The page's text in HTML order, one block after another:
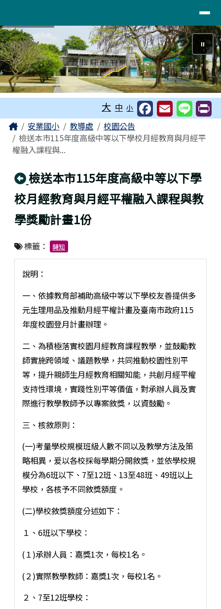
~活力柚香！臺南市麻豆區安業國民
⏸
大 中 小
主內容區域
Home安業國小 教導處
校園公告
檢送本市115年度高級中等以下學校月經教育與月經平
權融入課程與...
回上頁
檢送本市115年度高級中等以下學
校月經教育與月經平權融入課程與教
學獎勵計畫1份
標籤： 轉知
說明：
一、依據教育部補助高級中等以下學校友善提供多
元生理用品及推動月經平權計畫及臺南市政府115
年度校園登月計畫辦理。
二、為積極落實校園月經教育課程教學，並鼓勵教
師實施跨領域、議題教學，共同推動校園性別平
等，提升親師生月經教育相關知能，共創月經平權
支持性環境，實踐性別平等價值，對承辦人員及實
際進行教學教師予以專案敘獎，以資鼓勵。
三、核敘原則：
(一)考量學校規模班級人數不同以及教學方法及策
略相異，爰以各校採每學期分開敘獎，並依學校規
模分為6班以下、7至12班、13至48班、49班以上
學校，各核予不同敘獎額度。
(二)學校敘獎額度分述如下：
１、6班以下學校：
(１)承辦人員：嘉獎1次，每校1名。
(２)實際教學教師：嘉獎1次，每校1名。
２、7至12班學校：
頁尾區域